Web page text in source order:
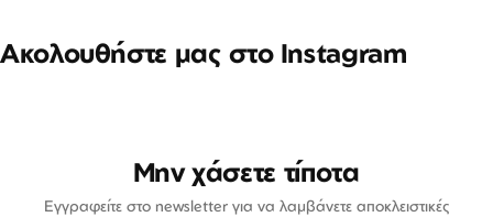
Ακολουθήστε μας στο Instagram
Μην χάσετε τίποτα
Εγγραφείτε στο newsletter για να λαμβάνετε αποκλειστικές